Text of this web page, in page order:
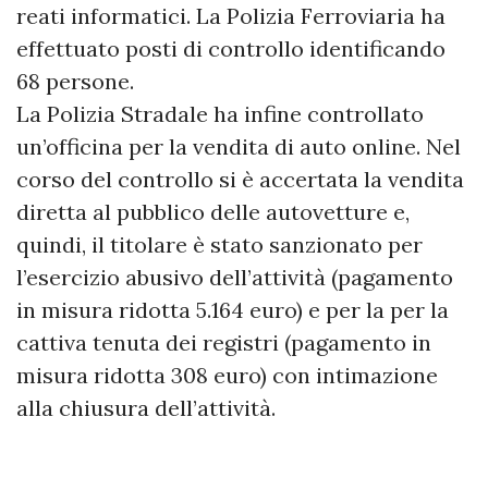
reati informatici. La Polizia Ferroviaria ha
effettuato posti di controllo identificando
68 persone.
La Polizia Stradale ha infine controllato
un’officina per la vendita di auto online. Nel
corso del controllo si è accertata la vendita
diretta al pubblico delle autovetture e,
quindi, il titolare è stato sanzionato per
l’esercizio abusivo dell’attività (pagamento
in misura ridotta 5.164 euro) e per la per la
cattiva tenuta dei registri (pagamento in
misura ridotta 308 euro) con intimazione
alla chiusura dell’attività.